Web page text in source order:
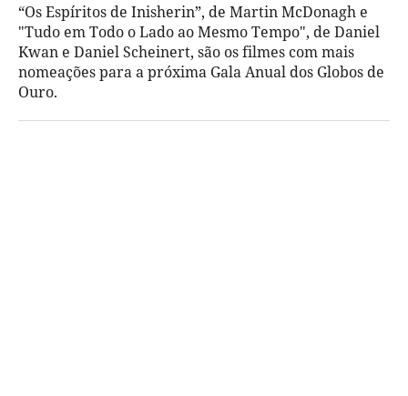
“Os Espíritos de Inisherin”, de Martin McDonagh e
"Tudo em Todo o Lado ao Mesmo Tempo", de Daniel
Kwan e Daniel Scheinert, são os filmes com mais
nomeações para a próxima Gala Anual dos Globos de
Ouro.